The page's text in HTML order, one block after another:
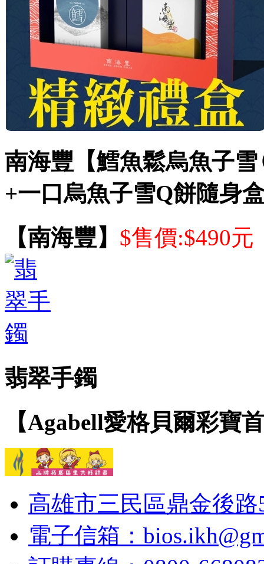
南海豐【鱈魚鬆烏魚子
+一口烏魚子雪Q餅隨身
【南海豐】 $售價:$490元
翡翠手鐲
【Agabell愛格貝爾彩寶
高雄市三民區鼎金後路
電子信箱：